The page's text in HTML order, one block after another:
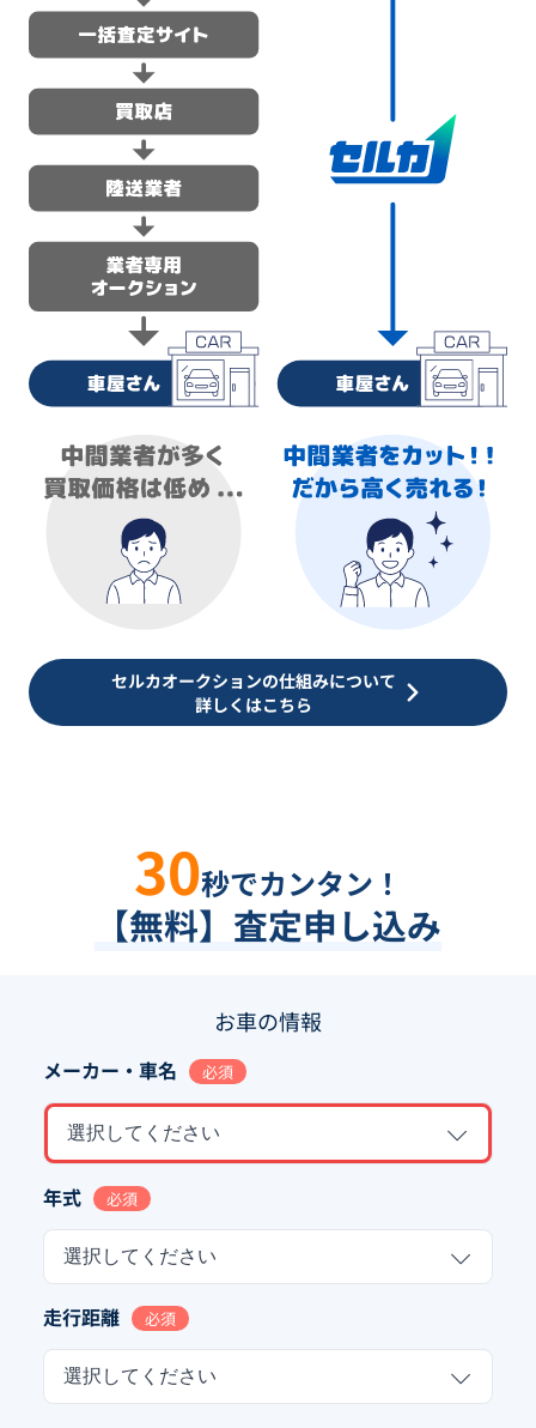
セルカオークションの仕組みについて
詳しくはこちら
30秒でカンタン！
【無料】査定申し込み
お車の情報
メーカー・車名 必須
選択してください
年式 必須
選択してください
走行距離 必須
選択してください